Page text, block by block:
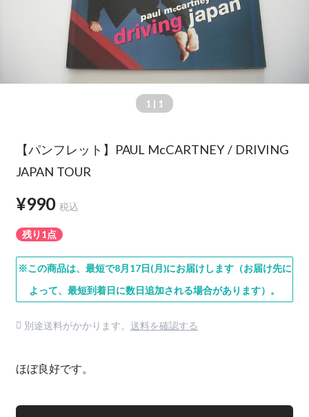
1 | 1
【パンフレット】PAUL McCARTNEY / DRIVING
JAPAN TOUR
¥990 税込
残り1点
※この商品は、最短で8月17日(月)にお届けします（お届け先に
よって、最短到着日に数日追加される場合があります）。
別途送料がかかります。 送料を確認する
ほぼ良好です。